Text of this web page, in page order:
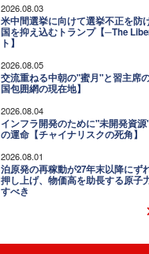
2026.08.03
米中間選挙に向けて選挙不正を防
国を抑え込むトランプ【─The
ト】
2026.08.05
交流重ねる中朝の"蜜月"と習主席
国包囲網の現在地】
2026.08.04
インフラ開発のために"未開発資
の運命【チャイナリスクの死角】
2026.08.01
泊原発の再稼動が27年末以降にず
押し上げ、物価高を助長する原子
すべき